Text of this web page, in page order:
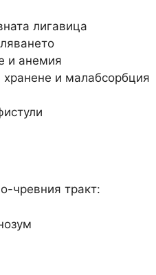
лигавица
и анемия
хранене и малабсорбция
чревния тракт:​